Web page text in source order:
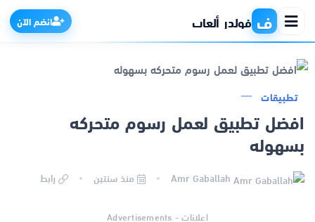
ف فولدر ألعاب انضم الآن
التطبيقات
الألعاب
تطبيقات
افضل تطبيق لعمل رسوم متحركه
بسهوله
منذ سنتين رابط
اعلانات - Advertisements